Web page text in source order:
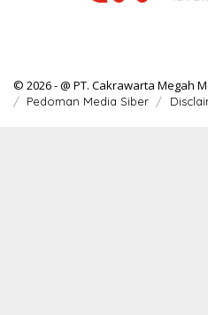
© 2026 - @ PT. Cakrawarta Megah
Pedoman Media Siber